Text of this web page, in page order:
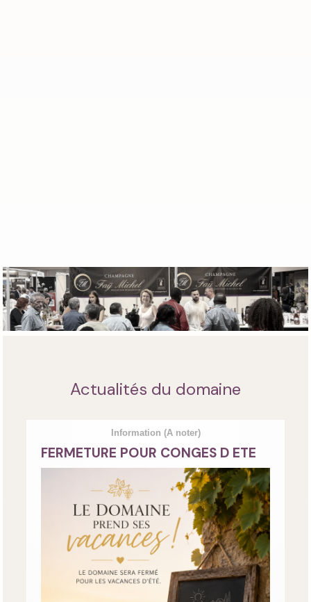
Actualités du domaine
Information (A noter)
FERMETURE POUR CONGES D ETE